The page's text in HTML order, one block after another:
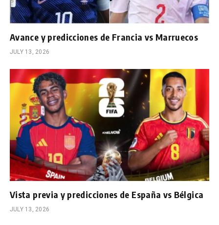
Avance y predicciones de Francia vs Marruecos
JULY 13, 2026
Vista previa y predicciones de España vs Bélgica
JULY 13, 2026